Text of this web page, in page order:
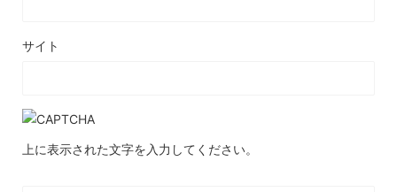
サイト
上に表示された文字を入力してください。